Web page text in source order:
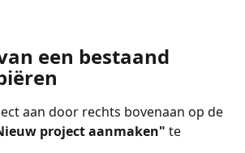
een bestaand
aan door rechts bovenaan op de
project aanmaken" te